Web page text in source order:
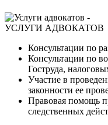
УСЛУГИ АДВОКАТОВ
Консультации по
Консультации по
Гоструда,
Участие в
законности ее
Правовая помощь
следственных